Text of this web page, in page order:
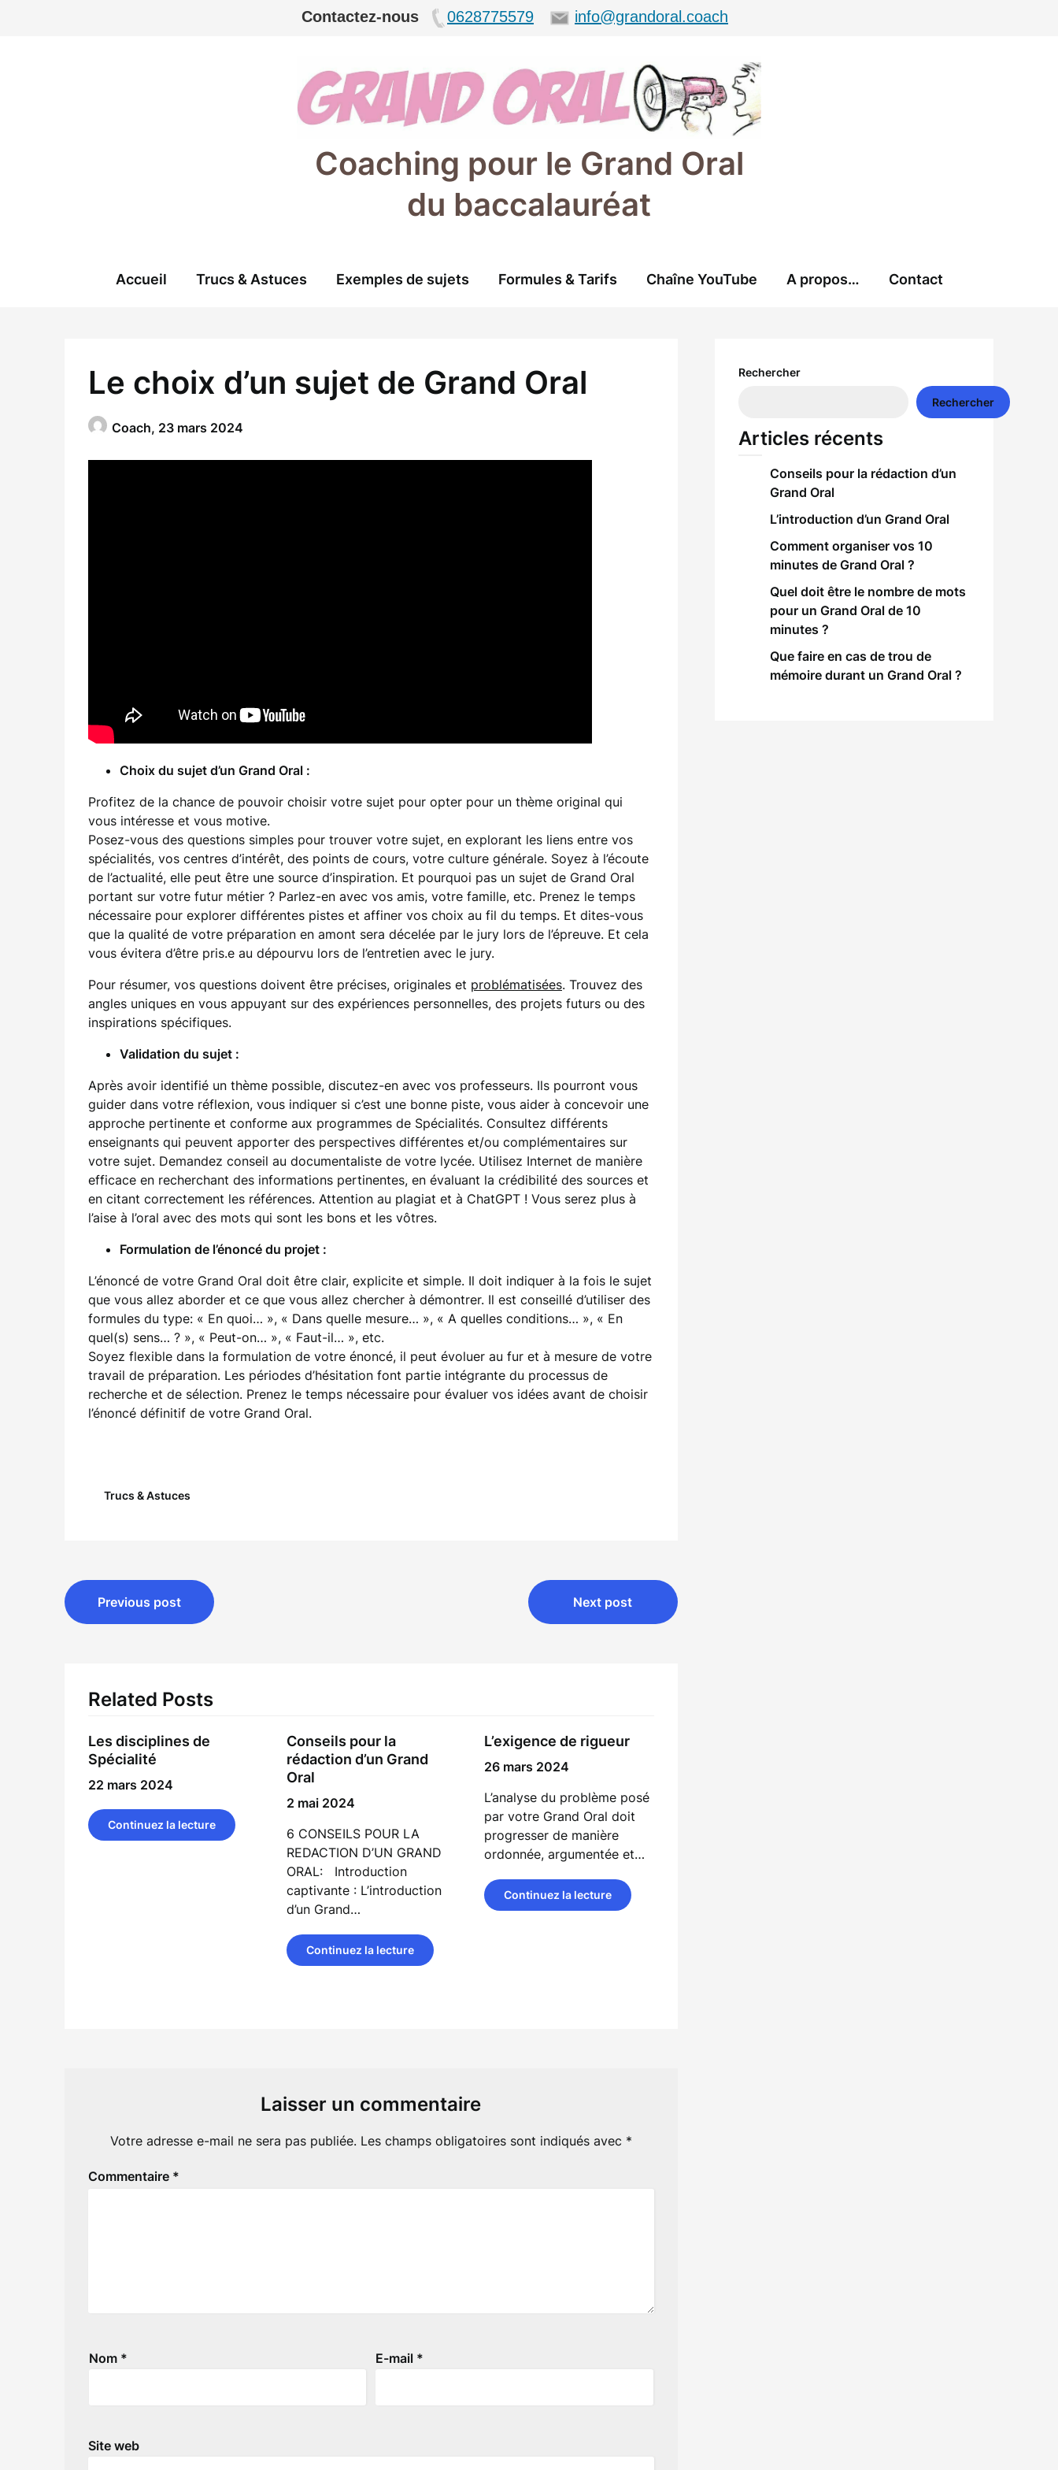
Contactez-nous 0628775579 info@grandoral.coach
Coaching pour le Grand Oral
du baccalauréat
Accueil Trucs & Astuces Exemples de sujets Formules & Tarifs Chaîne YouTube A propos… Contact
Le choix d’un sujet de Grand Oral
Coach, 23 mars 2024
Choix du sujet d’un Grand Oral :
Profitez de la chance de pouvoir choisir votre sujet pour opter pour un thème original qui
vous intéresse et vous motive.
Posez-vous des questions simples pour trouver votre sujet, en explorant les liens entre vos
spécialités, vos centres d’intérêt, des points de cours, votre culture générale. Soyez à l’écoute
de l’actualité, elle peut être une source d’inspiration. Et pourquoi pas un sujet de Grand Oral
portant sur votre futur métier ? Parlez-en avec vos amis, votre famille, etc. Prenez le temps
nécessaire pour explorer différentes pistes et affiner vos choix au fil du temps. Et dites-vous
que la qualité de votre préparation en amont sera décelée par le jury lors de l’épreuve. Et cela
vous évitera d’être pris.e au dépourvu lors de l’entretien avec le jury.
Pour résumer, vos questions doivent être précises, originales et problématisées. Trouvez des
angles uniques en vous appuyant sur des expériences personnelles, des projets futurs ou des
inspirations spécifiques.
Validation du sujet :
Après avoir identifié un thème possible, discutez-en avec vos professeurs. Ils pourront vous
guider dans votre réflexion, vous indiquer si c’est une bonne piste, vous aider à concevoir une
approche pertinente et conforme aux programmes de Spécialités. Consultez différents
enseignants qui peuvent apporter des perspectives différentes et/ou complémentaires sur
votre sujet. Demandez conseil au documentaliste de votre lycée. Utilisez Internet de manière
efficace en recherchant des informations pertinentes, en évaluant la crédibilité des sources et
en citant correctement les références. Attention au plagiat et à ChatGPT ! Vous serez plus à
l’aise à l’oral avec des mots qui sont les bons et les vôtres.
Formulation de l’énoncé du projet :
L’énoncé de votre Grand Oral doit être clair, explicite et simple. Il doit indiquer à la fois le sujet
que vous allez aborder et ce que vous allez chercher à démontrer. Il est conseillé d’utiliser des
formules du type: « En quoi… », « Dans quelle mesure… », « A quelles conditions… », « En
quel(s) sens… ? », « Peut-on… », « Faut-il… », etc.
Soyez flexible dans la formulation de votre énoncé, il peut évoluer au fur et à mesure de votre
travail de préparation. Les périodes d’hésitation font partie intégrante du processus de
recherche et de sélection. Prenez le temps nécessaire pour évaluer vos idées avant de choisir
l’énoncé définitif de votre Grand Oral.
Trucs & Astuces
Navigation
de
Previous post Next post
Related Posts
Les disciplines de
Spécialité
22 mars 2024
Continuez la lecture
Conseils pour la
rédaction d’un Grand
Oral
2 mai 2024
6 CONSEILS POUR LA
REDACTION D’UN GRAND
ORAL: Introduction
captivante : L’introduction
d’un Grand…
Continuez la lecture
L’exigence de rigueur
26 mars 2024
L’analyse du problème posé
par votre Grand Oral doit
progresser de manière
ordonnée, argumentée et…
Continuez la lecture
Laisser un commentaire
Votre adresse e-mail ne sera pas publiée. Les champs obligatoires sont indiqués avec *
Commentaire *
Nom * E-mail *
Site web
Rechercher
Rechercher
Articles récents
Conseils pour la rédaction d’un
Grand Oral
L’introduction d’un Grand Oral
Comment organiser vos 10
minutes de Grand Oral ?
Quel doit être le nombre de mots
pour un Grand Oral de 10
minutes ?
Que faire en cas de trou de
mémoire durant un Grand Oral ?